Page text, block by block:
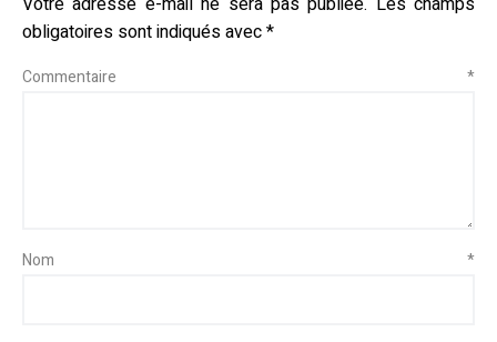
obligatoires sont indiqués avec*
Commentaire *
Nom *